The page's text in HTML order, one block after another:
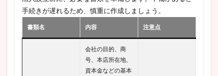
手続きが遅れるため、慎重に作成しましょう。
書類名 内容 注意点
会社の目的、商
号、本店所在地、
資本金などの基本